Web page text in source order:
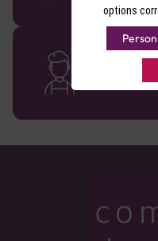
Des
Bénéficiez
avec le
options